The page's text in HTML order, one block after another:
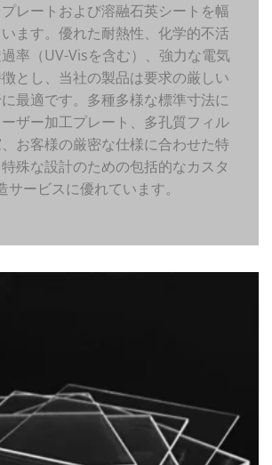
レートおよび溶融石英シートを幅
ます。優れた耐熱性、化学的不活
率（UV-Visを含む）、強力な電気
とし、当社の製品は要求の厳しい
最適です。多種多様な標準寸法に
ザー加工プレート、多孔質フィル
お客様の厳密な仕様に合わせた特
殊な設計のための包括的なカスタ
サービスに優れています。